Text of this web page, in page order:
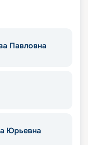
Павловна
Юрьевна